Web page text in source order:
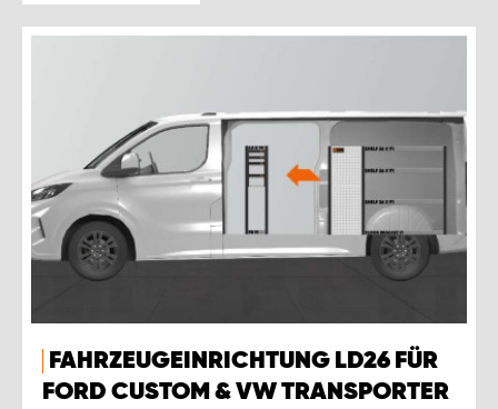
FAHRZEUGEINRICHTUNG LD26 FÜR
FORD CUSTOM & VW TRANSPORTER